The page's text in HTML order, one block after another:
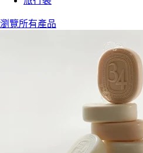
瀏覽所有產品